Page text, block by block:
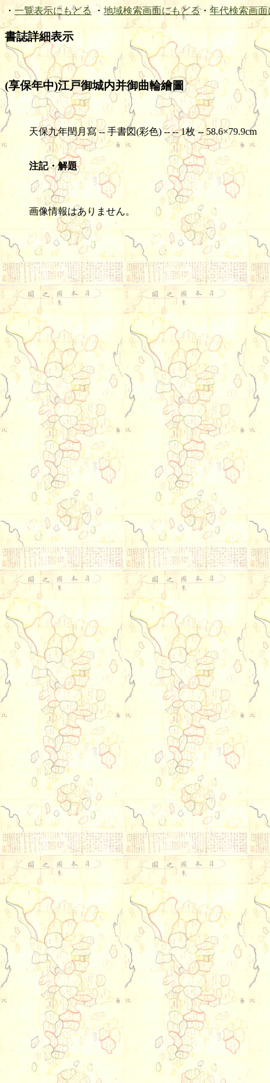
・ 一覧表示にもどる ・ 地域検索画面にもどる・ 年代検索画面
書誌詳細表示
(享保年中)江戸御城内并御曲輪繪圖
天保九年閏月寫 -- 手書図(彩色) -- -- 1枚 -- 58.6×79.9cm
注記・解題
画像情報はありません。